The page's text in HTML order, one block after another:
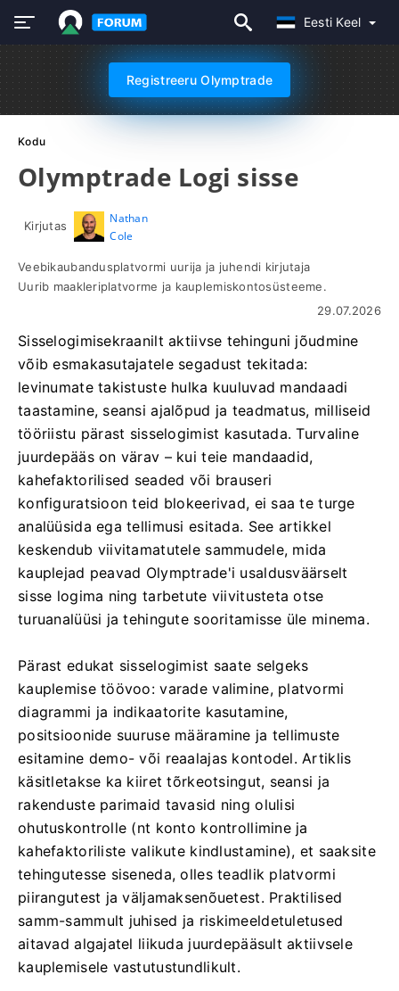
Eesti Keel
Registreeru Olymptrade
Kodu
Olymptrade Logi sisse
Kirjutas
Nathan
Cole
Veebikaubandusplatvormi uurija ja juhendi kirjutaja
Uurib maakleriplatvorme ja kauplemiskontosüsteeme.
29.07.2026
Sisselogimisekraanilt aktiivse tehinguni jõudmine
võib esmakasutajatele segadust tekitada:
levinumate takistuste hulka kuuluvad mandaadi
taastamine, seansi ajalõpud ja teadmatus, milliseid
tööriistu pärast sisselogimist kasutada. Turvaline
juurdepääs on värav – kui teie mandaadid,
kahefaktorilised seaded või brauseri
konfiguratsioon teid blokeerivad, ei saa te turge
analüüsida ega tellimusi esitada. See artikkel
keskendub viivitamatutele sammudele, mida
kauplejad peavad Olymptrade'i usaldusväärselt
sisse logima ning tarbetute viivitusteta otse
turuanalüüsi ja tehingute sooritamisse üle minema.
Pärast edukat sisselogimist saate selgeks
kauplemise töövoo: varade valimine, platvormi
diagrammi ja indikaatorite kasutamine,
positsioonide suuruse määramine ja tellimuste
esitamine demo- või reaalajas kontodel. Artiklis
käsitletakse ka kiiret tõrkeotsingut, seansi ja
rakenduste parimaid tavasid ning olulisi
ohutuskontrolle (nt konto kontrollimine ja
kahefaktoriliste valikute kindlustamine), et saaksite
tehingutesse siseneda, olles teadlik platvormi
piirangutest ja väljamaksenõuetest. Praktilised
samm-sammult juhised ja riskimeeldetuletused
aitavad algajatel liikuda juurdepääsult aktiivsele
kauplemisele vastutustundlikult.